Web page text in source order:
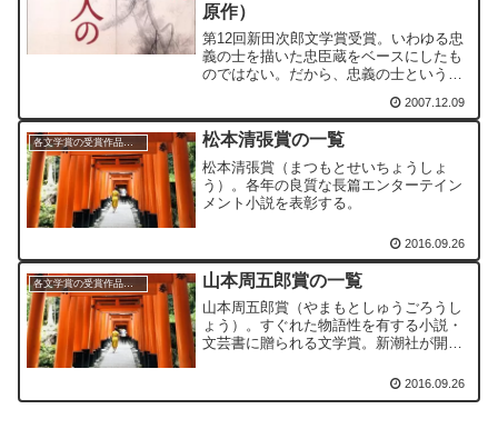
原作）
第12回新田次郎文学賞受賞。いわゆる忠
義の士を描いた忠臣蔵をベースにしたも
のではない。だから、忠義の士という描
2007.12.09
各文学賞の受賞作品一覧 松本清張賞の一覧
松本清張賞（まつもとせいちょうしょ
う）。各年の良質な長篇エンターテイン
メント小説を表彰する。
2016.09.26
各文学賞の受賞作品一覧 山本周五郎賞の一覧
山本周五郎賞（やまもとしゅうごろうし
ょう）。すぐれた物語性を有する小説・
文芸書に贈られる文学賞。新潮社が開催
2016.09.26